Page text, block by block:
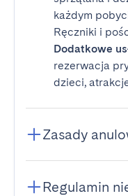
każdym
Ręczniki i
Dodatkowe
rezerwacja
dzieci,
Zasady
Regulamin